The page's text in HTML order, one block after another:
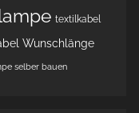
textilkabel
Wunschlänge
selber bauen